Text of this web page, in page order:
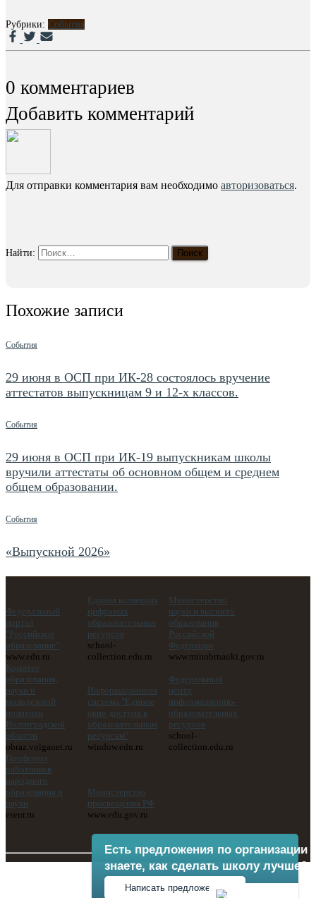
Рубрики: События
0 комментариев
Добавить комментарий
Для отправки комментария вам необходимо авторизоваться.
Найти:
Похожие записи
События
29 июня в ОСП при ИК-28 состоялось вручение
аттестатов выпускницам 9 и 12-х классов.
События
29 июня в ОСП при ИК-19 выпускникам школы
вручили аттестаты об основном общем и среднем
общем образовании.
События
«Выпускной 2026»
Федеральный
портал
"Российское
образование"
www.edu.ru
Единая коллекция
цифровых
образовательных
ресурсов
school-
collection.edu.ru
Министерство
науки и высшего
образования
Российской
Федерации
www.minobrnauki.gov.ru
Комитет
образования,
науки и
молодежной
политики
Волгоградской
области
obraz.volganet.ru
Информационная
система "Единое
окно доступа к
образовательным
ресурсам"
window.edu.ru
Федеральный
центр
информационно-
образовательных
ресурсов
school-
collection.edu.ru
Профсоюз
работников
народного
образования и
науки
eseur.ru
Министерство
просвещения РФ
www.edu.gov.ru
Есть предложения по организации
знаете, как сделать школу лучше?
Написать предложение